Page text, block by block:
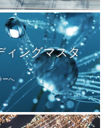
ィングマスタ
ーへ